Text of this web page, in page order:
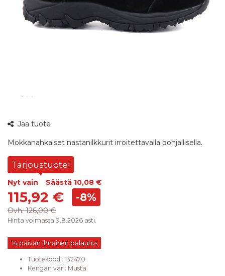
kuva
Jaa tuote
Mokkanahkaiset nastanilkkurit irroitettavalla pohjallisella.
Tarjoustuote!
Nyt vain Säästä 10,08 €
115,92 €
Ovh. 126,00 €
-8%
Hinta voimassa 9.8.2026 asti.
14 päivän ilmainen palautus
Tuotekoodi: 132470
Kengän väri: Musta